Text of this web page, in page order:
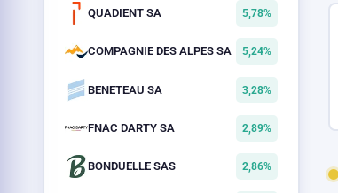
QUADIENT SA 5,78%
COMPAGNIE DES ALPES SA 5,24%
BENETEAU SA 3,28%
FNAC DARTY SA 2,89%
BONDUELLE SAS 2,86%